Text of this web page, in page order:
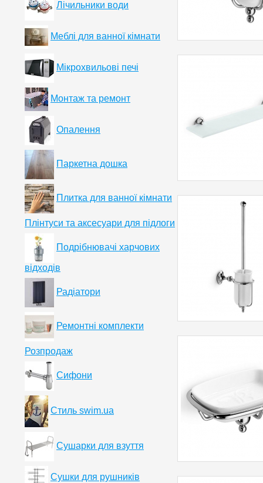
Лічильники води
Меблі для ванної кімнати
Мікрохвильові печі
Монтаж та ремонт
Опалення
Паркетна дошка
Плитка для ванної кімнати
Плінтуси та аксесуари для підлоги
Подрібнювачі харчових
відходів
Радіатори
Ремонтні комплекти
Розпродаж
Сифони
Стиль swim.ua
Сушарки для взуття
Сушки для рушників